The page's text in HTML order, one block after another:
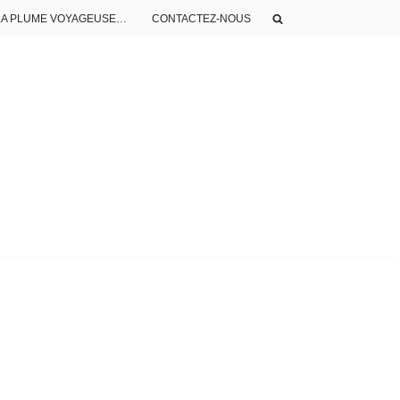
PLUME VOYAGEUSE… CONTACTEZ-NOUS